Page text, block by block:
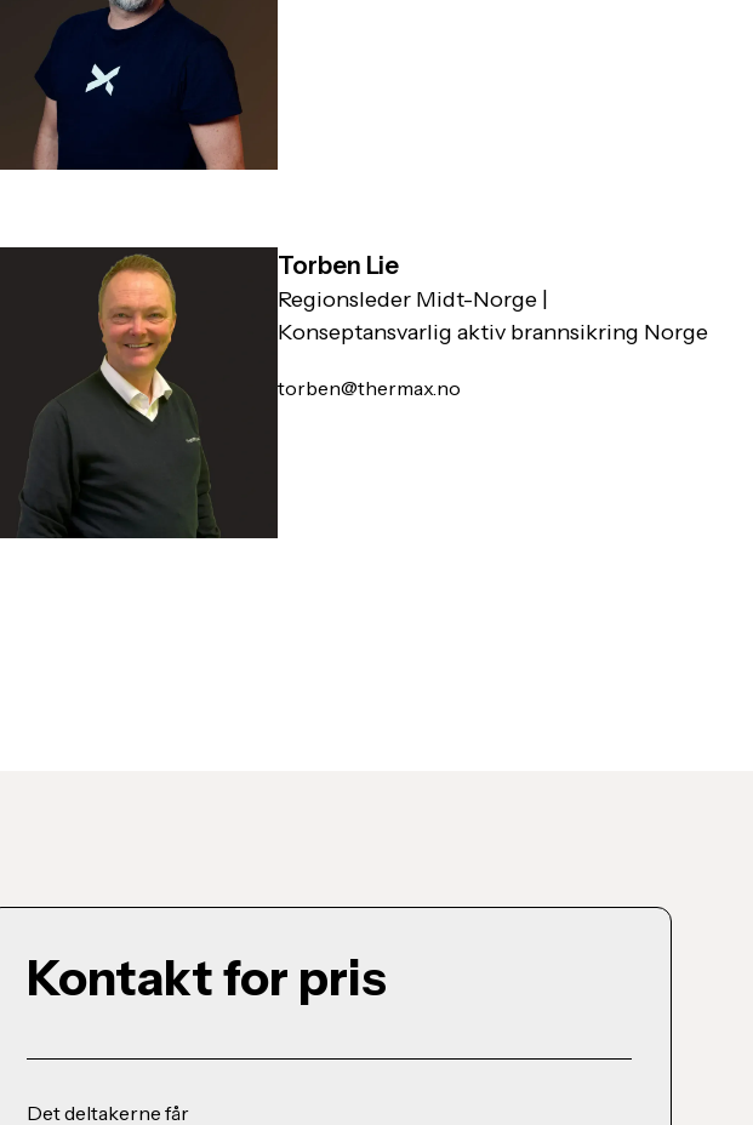
Torben Lie
Regionsleder Midt-Norge |
Konseptansvarlig aktiv brannsikring Norge
torben@thermax.no
Kontakt for pris
Det deltakerne får